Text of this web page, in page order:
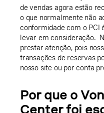
de vendas agora estão
o que normalmente não
conformidade com o PCI
levar em consideração.
prestar atenção, pois
transações de reservas
nosso site ou por conta
Por que o
Center foi